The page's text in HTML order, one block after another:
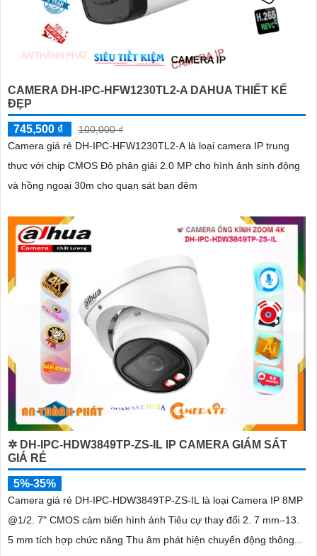
CAMERA DH-IPC-HFW1230TL2-A DAHUA THIẾT KẾ
ĐẸP
745,500 ₫
100,000 ₫
Camera giá rẻ DH-IPC-HFW1230TL2-A là loại camera IP trung
thực với chip CMOS Độ phân giải 2.0 MP cho hình ảnh sinh động
và hồng ngoại 30m cho quan sát ban đêm
✲ DH-IPC-HDW3849TP-ZS-IL IP CAMERA GIÁM SÁT
GIÁ RẺ
5%-35%
Camera giá rẻ DH-IPC-HDW3849TP-ZS-IL là loại Camera IP 8MP
@1/2. 7" CMOS cảm biến hình ảnh Tiêu cự thay đổi 2. 7 mm–13.
5 mm tích hợp chức năng Thu âm phát hiện chuyển động thông...